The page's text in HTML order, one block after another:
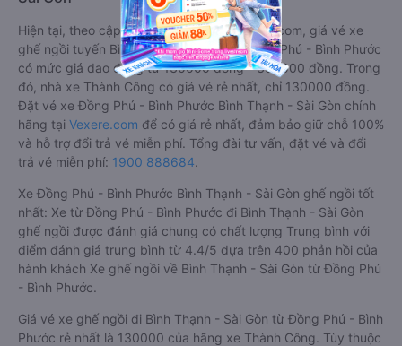
Hiện tại, theo cập nhật mới nhất của Vexere.com, giá vé xe
ghế ngồi tuyến Bình Thạnh - Sài Gòn - Đồng Phú - Bình Phước
có mức giá dao động từ 130000 đồng - 350000 đồng. Trong
đó, nhà xe Thành Công có giá vé rẻ nhất, chỉ 130000 đồng.
Đặt vé xe Đồng Phú - Bình Phước Bình Thạnh - Sài Gòn chính
hãng tại Vexere.com để có giá rẻ nhất, đảm bảo giữ chỗ 100%
và hỗ trợ đổi trả vé miễn phí. Tổng đài tư vấn, đặt vé và đổi
trả vé miễn phí: 1900 888684.
Xe Đồng Phú - Bình Phước Bình Thạnh - Sài Gòn ghế ngồi tốt
nhất: Xe từ Đồng Phú - Bình Phước đi Bình Thạnh - Sài Gòn
ghế ngồi được đánh giá chung có chất lượng Trung bình với
điểm đánh giá trung bình từ 4.4/5 dựa trên 400 phản hồi của
hành khách Xe ghế ngồi về Bình Thạnh - Sài Gòn từ Đồng Phú
- Bình Phước.
Giá vé xe ghế ngồi đi Bình Thạnh - Sài Gòn từ Đồng Phú - Bình
Phước rẻ nhất là 130000 của hãng xe Thành Công. Tùy thuộc